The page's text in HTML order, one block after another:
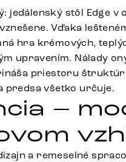
jedálenský stôl Edge v
Vďaka
hra krémových,
upravením. Nálady
priestoru
predsa všetko určuje.
–
a remeselné